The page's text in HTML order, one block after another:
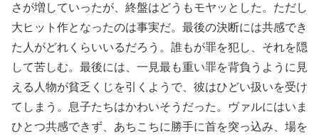
さが増していったが、終盤はどうもモヤッとした。ただし
大ヒット作となったのは事実だ。最後の決断には共感でき
た人がどれくらいいるだろう。誰もが罪を犯し、それを隠
して苦しむ。最後には、一見最も重い罪を背負うように見
える人物が貧乏くじを引くようで、彼はひどい扱いを受け
てしまう。息子たちはかわいそうだった。ヴァルにはいま
ひとつ共感できず、あちこちに勝手に首を突っ込み、場を